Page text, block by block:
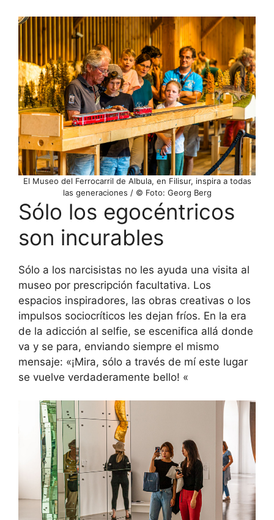
El Museo del Ferrocarril de Albula, en Filisur, inspira a todas
las generaciones / © Foto: Georg Berg
Sólo los egocéntricos
son incurables
Sólo a los narcisistas no les ayuda una visita al
museo por prescripción facultativa. Los
espacios inspiradores, las obras creativas o los
impulsos sociocríticos les dejan fríos. En la era
de la adicción al selfie, se escenifica allá donde
va y se para, enviando siempre el mismo
mensaje: «¡Mira, sólo a través de mí este lugar
se vuelve verdaderamente bello! «